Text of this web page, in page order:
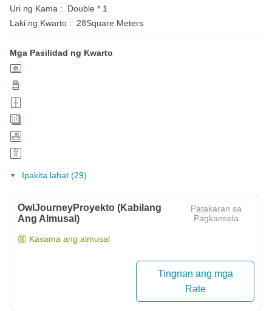
Uri ng Kama :
Double * 1
Laki ng Kwarto :
28Square Meters
Mga Pasilidad ng Kwarto
Ipakita lahat (29)
OwlJourneyProyekto (Kabilang
Ang Almusal)
Patakaran sa
Pagkansela
Kasama ang almusal
Tingnan ang mga
Rate